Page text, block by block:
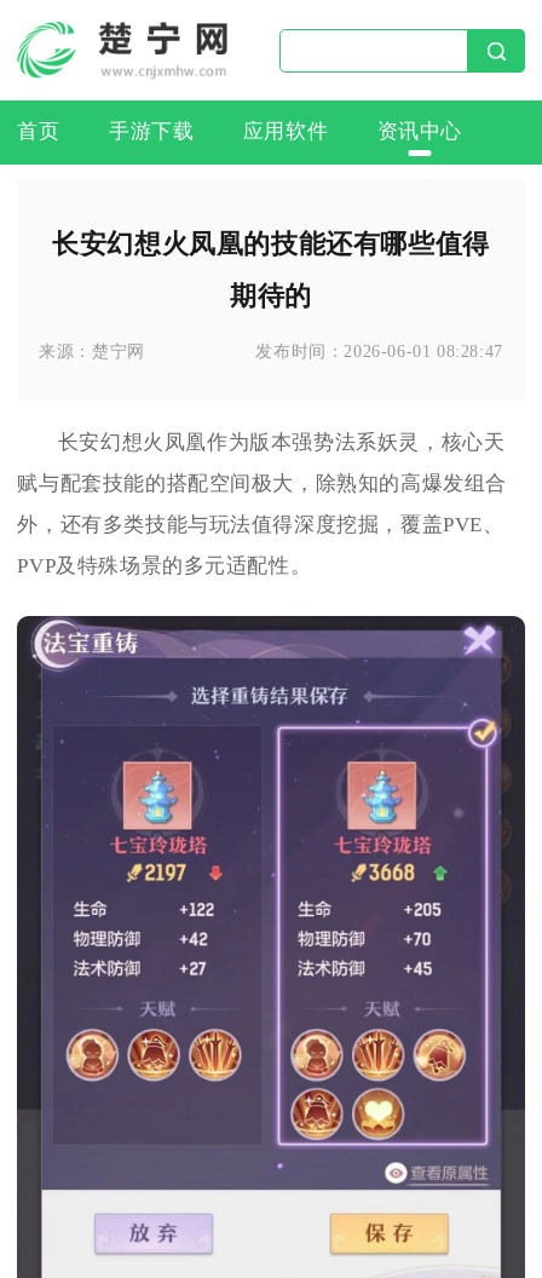
首页 手游下载 应用软件 资讯中心
长安幻想火凤凰的技能还有哪些值得
期待的
来源：楚宁网 发布时间： 2026-06-01 08:28:47
长安幻想火凤凰作为版本强势法系妖灵，核心天
赋与配套技能的搭配空间极大，除熟知的高爆发组合
外，还有多类技能与玩法值得深度挖掘，覆盖PVE、
PVP及特殊场景的多元适配性。